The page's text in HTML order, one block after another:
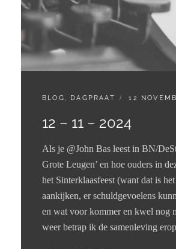
CATEGORIES:
BLOG , DAGPRAAT
GEPLAATST
12
12 – 11 – 2024
Als je @John Bas leest in BN/
Grote Leugen’ en hoe ouders in
het Sinterklaasfeest (want dat is
aankijken, er schuldgevoelens
en wat voor kommer en kwel nog
weer betrap ik de samenleving